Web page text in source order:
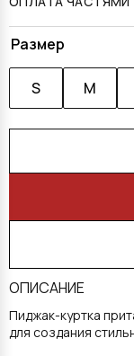
24
000 ₽.
800 ₽.
Размер
S M
Alternative:
ОПИСАНИЕ
Пиджак-куртка
для создания